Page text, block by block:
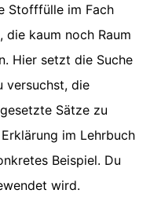
Stofffülle im Fach
die kaum noch Raum
Hier setzt die Suche
versuchst, die
Sätze zu
im Lehrbuch
Beispiel. Du
wird.